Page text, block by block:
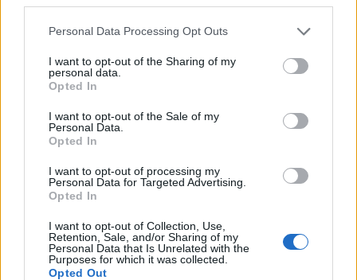
Personal Data Processing Opt Outs
I want to opt-out of the Sharing of my
personal data.
Opted In
I want to opt-out of the Sale of my
Personal Data.
Opted In
I want to opt-out of processing my
Personal Data for Targeted Advertising.
Opted In
I want to opt-out of Collection, Use,
Retention, Sale, and/or Sharing of my
Personal Data that Is Unrelated with the
Purposes for which it was collected.
Opted Out
Placa improvisada pede civismo, sacos respondem
no passeio